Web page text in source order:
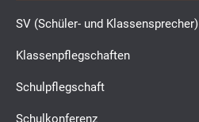
SV (Schüler- und Klassensprecher)
Klassenpflegschaften
Schulpflegschaft
Schulkonferenz